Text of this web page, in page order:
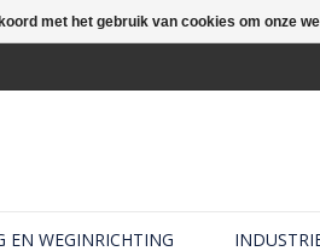
EN WEGINRICHTING
met het gebruik van cookies om onze